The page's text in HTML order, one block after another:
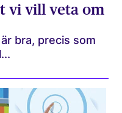
vi vill veta om
bra, precis som